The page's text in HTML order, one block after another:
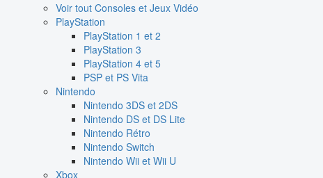
Voir tout Consoles et Jeux Vidéo
PlayStation
PlayStation 1 et 2
PlayStation 3
PlayStation 4 et 5
PSP et PS Vita
Nintendo
Nintendo 3DS et 2DS
Nintendo DS et DS Lite
Nintendo Rétro
Nintendo Switch
Nintendo Wii et Wii U
Xbox